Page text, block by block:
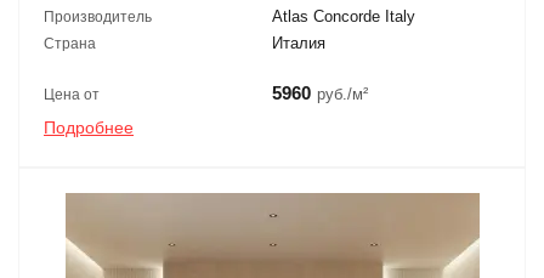
Производитель Atlas Concorde Italy
Страна Италия
Цена от 5960 руб./м²
Подробнее